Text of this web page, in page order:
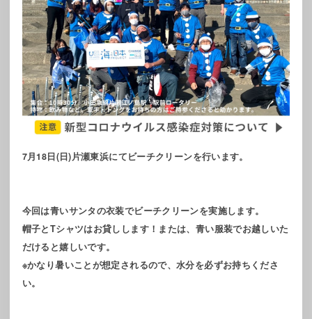
7月18日(日)片瀬東浜にてビーチクリーンを行います。
今回は青いサンタの衣装でビーチクリーンを実施します。
帽子とTシャツはお貸しします！または、青い服装でお越しいた
だけると嬉しいです。
※かなり暑いことが想定されるので、水分を必ずお持ちくださ
い。